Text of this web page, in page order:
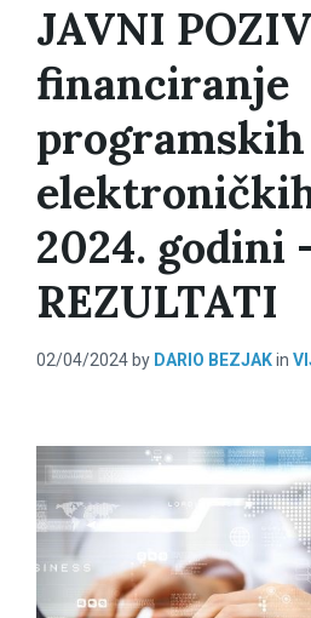
JAVNI
financiranje
2024. godini
REZULTATI
02/04/2024 by DARIO BEZJAKin